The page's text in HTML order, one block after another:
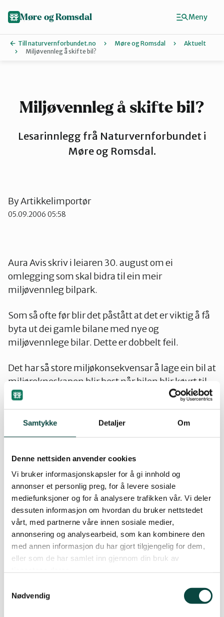
Samtykke Detaljer Om
Denne nettsiden anvender cookies
Vi bruker informasjonskapsler for å gi innhold og
annonser et personlig preg, for å levere sosiale
mediefunksjoner og for å analysere trafikken vår. Vi deler
dessuten informasjon om hvordan du bruker nettstedet
vårt, med partnerne våre innen sosiale medier,
annonsering og analysearbeid, som kan kombinere den
med annen informasjon du har gjort tilgjengelig for dem,
eller som de har samlet inn gjennom din bruk av
Nødvendig
Aure
Molde
Rauma
Tingvoll
Møre og Romsdal
Till naturvernforbundet.no Møre og Romsdal
Aktuelt
Miljøvennleg å skifte bil?
Miljøvennleg å skifte bil?
Lesarinnlegg frå Naturvernforbundet i
Møre og Romsdal.
ByArtikkelimportør
05.09.2006 05:58
Aura Avis skriv i leiaren 30. august om ei
omlegging som skal bidra til ein meir
miljøvennleg bilpark.
Som så ofte før blir det påstått at det er viktig å få
byta ut dei gamle bilane med nye og
miljøvennlege bilar. Dette er dobbelt feil.
Det har så store miljøkonsekvensar å lage ein bil at
miljørekneskapen blir best når bilen blir køyrt til
han er bruka opp framfor at det blir skifta til ein
nyare bil som bruker mindre drivstoff. Av
miljøgrunner er det difor ikkje viktig å skrape bilar
før tida. Det kan sjølvsagt finnast andre grunnar,
Sjølv om vi forbetrar bilane aldri så mykje så vil dei
aldri kunne kallast miljøvennlege i ordet si
eigentlege tyding. Bilkøyring vil alltid vere eit
miljøproblem som bør avgrensast så godt som
råd.
Men det er bra at avgiftene fører til at nykjøp av
bruken av bilen som bør vere så dyr at ein heller